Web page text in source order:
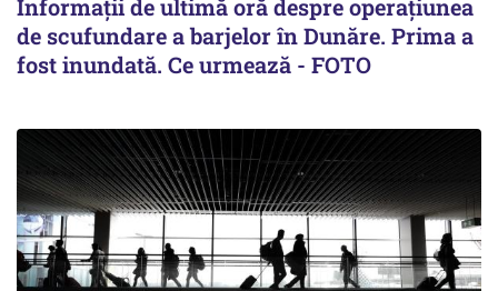
Informații de ultimă oră despre operațiunea
de scufundare a barjelor în Dunăre. Prima a
fost inundată. Ce urmează - FOTO